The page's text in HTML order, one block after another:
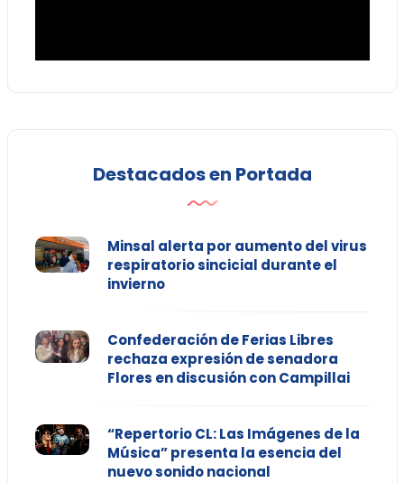
Destacados en Portada
Minsal alerta por aumento del virus
respiratorio sincicial durante el
invierno
Confederación de Ferias Libres
rechaza expresión de senadora
Flores en discusión con Campillai
“Repertorio CL: Las Imágenes de la
Música” presenta la esencia del
nuevo sonido nacional